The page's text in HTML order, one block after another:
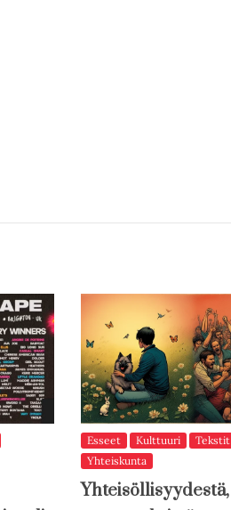
Esseet Kulttuuri Tekstit
Yhteiskunta
Yhteisöllisyydestä,